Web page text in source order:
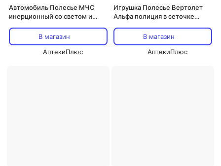
Автомобиль Полесье МЧС
инерционный со светом и
В магазин
АптекиПлюс
Игрушка Полесье Вертолет
Альфа полиция в сеточке
В магазин
АптекиПлюс